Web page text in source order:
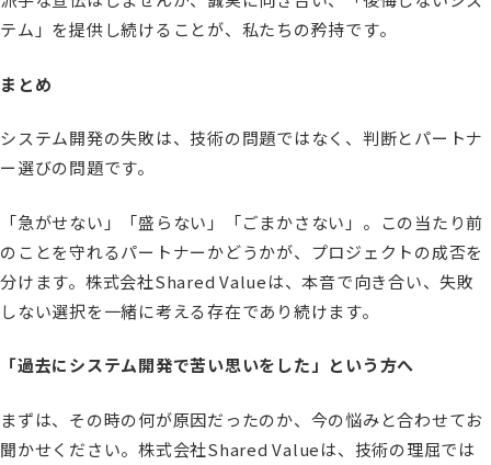
テム」を提供し続けることが、私たちの矜持です。
まとめ
システム開発の失敗は、技術の問題ではなく、判断とパートナ
ー選びの問題です。
「急がせない」「盛らない」「ごまかさない」。この当たり前
のことを守れるパートナーかどうかが、プロジェクトの成否を
分けます。株式会社Shared Valueは、本音で向き合い、失敗
しない選択を一緒に考える存在であり続けます。
「過去にシステム開発で苦い思いをした」という方へ
まずは、その時の何が原因だったのか、今の悩みと合わせてお
聞かせください。株式会社Shared Valueは、技術の理屈では